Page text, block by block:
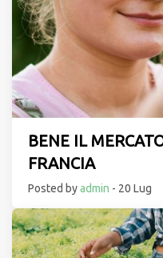
BENE IL
FRANCIA
Posted byadmin - 20 Lug